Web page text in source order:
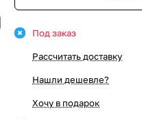
Под заказ
Рассчитать доставку
Нашли дешевле?
Хочу в подарок